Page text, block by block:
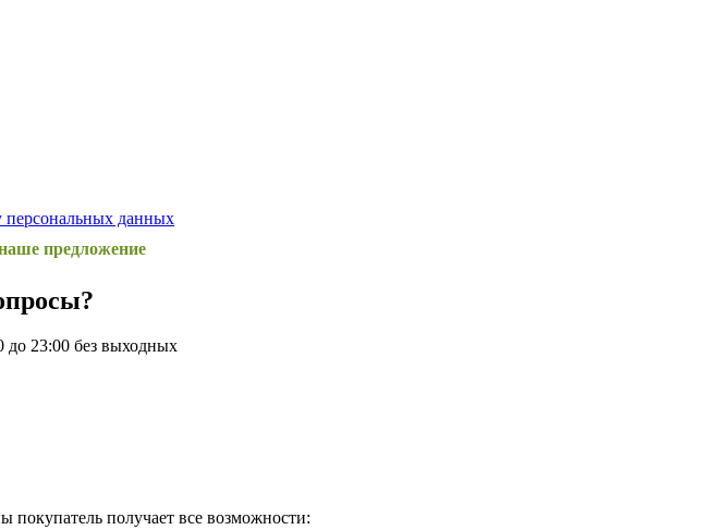
персональных данных
предложение
до 23:00 без выходных
получает все возможности: